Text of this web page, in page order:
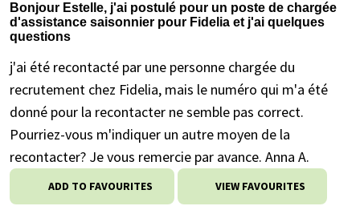
Bonjour Estelle, j'ai postulé pour un poste de chargée
d'assistance saisonnier pour Fidelia et j'ai quelques
questions
j'ai été recontacté par une personne chargée du
recrutement chez Fidelia, mais le numéro qui m'a été
donné pour la recontacter ne semble pas correct.
Pourriez-vous m'indiquer un autre moyen de la
recontacter? Je vous remercie par avance. Anna A.
ADD TO FAVOURITES VIEW FAVOURITES